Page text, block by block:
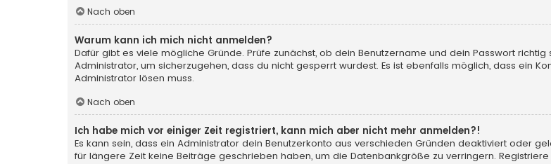
Nach oben
Warum kann ich mich nicht anmelden?
Dafür gibt es viele mögliche Gründe. Prüfe zunächst, ob dein Benutzername und dein Passwort
Administrator, um sicherzugehen, dass du nicht gesperrt wurdest. Es ist ebenfalls möglich, dass ein
Administrator lösen muss.
Nach oben
Ich habe mich vor einiger Zeit registriert, kann mich aber nicht mehr anmelden?!
Es kann sein, dass ein Administrator dein Benutzerkonto aus verschieden Gründen deaktiviert oder
für längere Zeit keine Beiträge geschrieben haben, um die Datenbankgröße zu verringern.